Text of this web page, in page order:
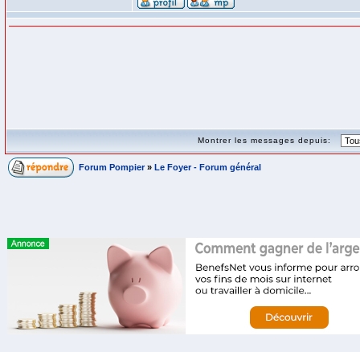
Montrer les messages depuis:
Forum Pompier » Le Foyer - Forum général